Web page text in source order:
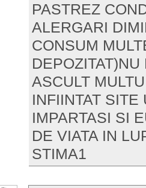
PASTREZ
ALERGARI
CONSUM
ASCULT
INFIINTAT SITE
IMPARTASI SI
DE VIATA IN
STIMA1